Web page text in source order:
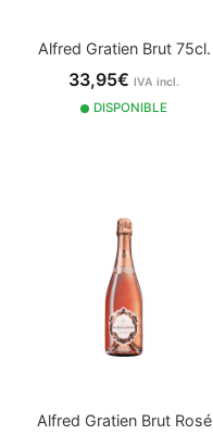
Alfred Gratien Brut 75cl.
33,95€ IVA incl.
DISPONIBLE
Alfred Gratien Brut Rosé